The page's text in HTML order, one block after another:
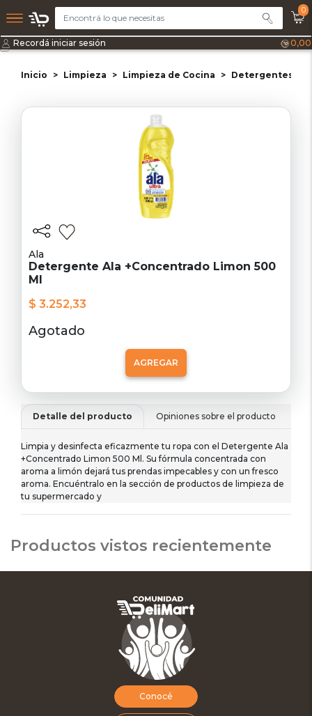
0
Recordá iniciar sesión 0,00
Inicio Limpieza Limpieza de Cocina Detergentes
Ala
Detergente Ala +Concentrado Limon 500
Ml
$ 3.252,33
Agotado
AGREGAR
Detalle del producto Opiniones sobre el producto
Limpia y desinfecta eficazmente tu ropa con el Detergente Ala
+Concentrado Limon 500 Ml. Su fórmula concentrada con
aroma a limón dejará tus prendas impecables y con un fresco
aroma. Encuéntralo en la sección de productos de limpieza de
tu supermercado y
Productos vistos recientemente
Conocé